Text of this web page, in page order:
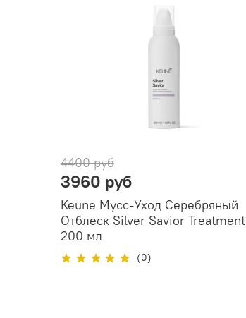
4400 руб
3960 руб
Keune Мусс-Уход Серебряный
Отблеск Silver Savior Treatment
200 мл
(0)